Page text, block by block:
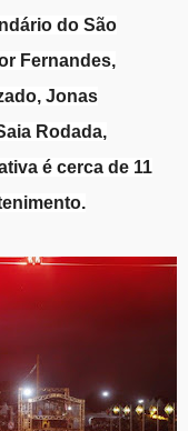
do São
Fernandes,
Jonas
Rodada,
é cerca de 11